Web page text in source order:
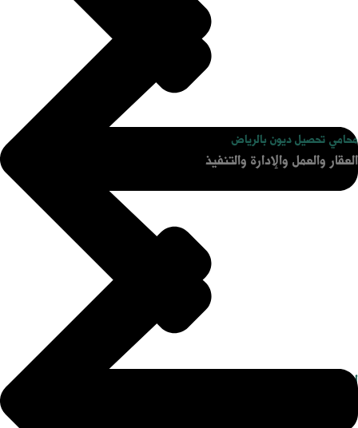
محامي تحصيل ديون بالرياض
العقار والعمل والإدارة والتنفيذ
اعرض حالتك